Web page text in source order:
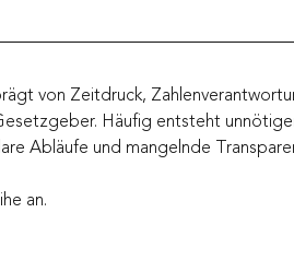
von Zeitdruck,
Häufig entsteht
Abläufe und mangelnde
an.